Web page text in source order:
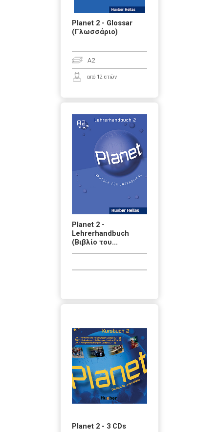
Planet 2 - Glossar
(Γλωσσάριο)
A2
από 12 ετών
Planet 2 -
Lehrerhandbuch
(Βιβλίο του...
Planet 2 - 3 CDs